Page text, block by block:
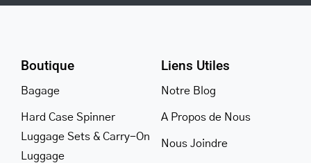
Boutique
Bagage
Hard Case Spinner
Luggage Sets & Carry-On
Luggage
Liens Utiles
Notre Blog
A Propos de Nous
Nous Joindre